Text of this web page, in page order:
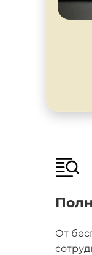
От